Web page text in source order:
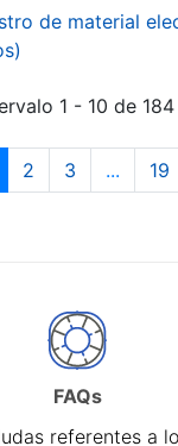
de material
1 - 10 de
Página
2 Página
3 ... 19
FAQs
referentes a